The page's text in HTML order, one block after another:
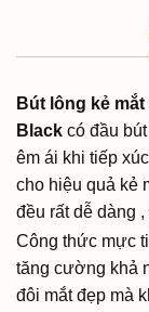
Bút lông kẻ
Black có đầu
êm ái khi tiếp
cho hiệu quả kẻ
đều rất dễ dàng
Công thức mực
tăng cường khả
đôi mắt đẹp mà